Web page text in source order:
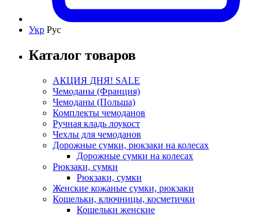
Укр Рус
Каталог товаров
АКЦИЯ ДНЯ! SALE
Чемоданы (Франция)
Чемоданы (Польша)
Комплекты чемоданов
Ручная кладь лоукост
Чехлы для чемоданов
Дорожные сумки, рюкзаки на колесах
Дорожные сумки на колесах
Рюкзаки, сумки
Рюкзаки, сумки
Женские кожаные сумки, рюкзаки
Кошельки, ключницы, косметички
Кошельки женские